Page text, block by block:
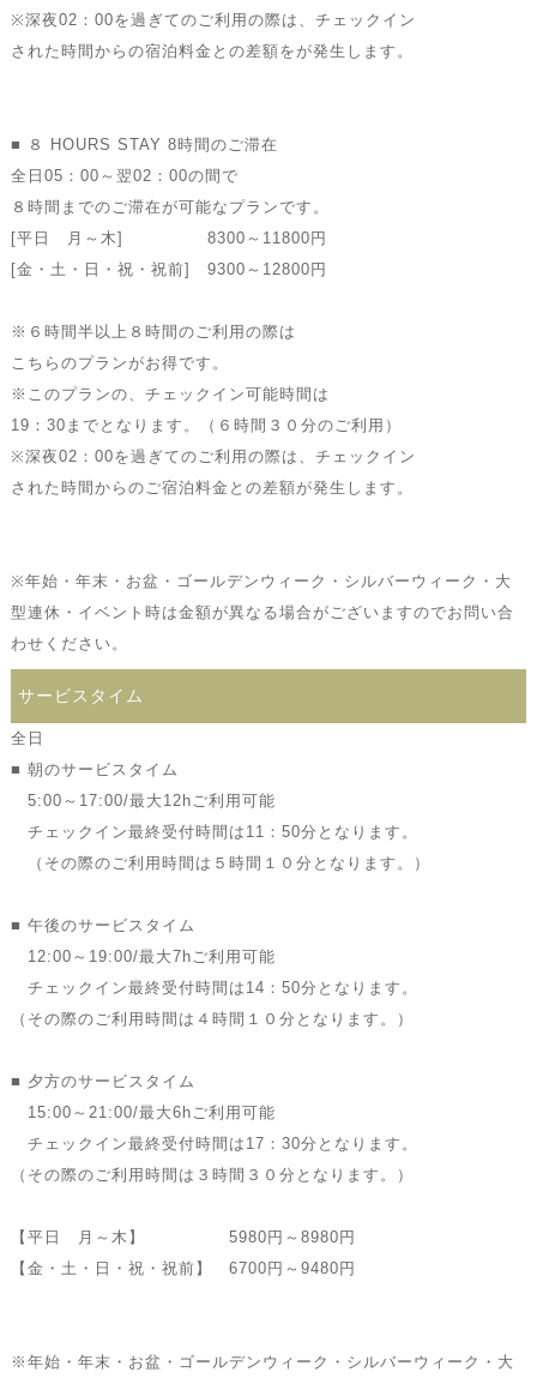
※深夜02：00を過ぎてのご利用の際は、チェックイン
された時間からの宿泊料金との差額をが発生します。
■ ８ HOURS STAY 8時間のご滞在
全日05：00～翌02：00の間で
８時間までのご滞在が可能なプランです。
[平日 月～木] 8300～11800円
[金・土・日・祝・祝前] 9300～12800円
※６時間半以上８時間のご利用の際は
こちらのプランがお得です。
※このプランの、チェックイン可能時間は
19：30までとなります。（６時間３０分のご利用）
※深夜02：00を過ぎてのご利用の際は、チェックイン
された時間からのご宿泊料金との差額が発生します。
※年始・年末・お盆・ゴールデンウィーク・シルバーウィーク・大
型連休・イベント時は金額が異なる場合がございますのでお問い合
わせください。
サービスタイム
全日
■ 朝のサービスタイム
5:00～17:00/最大12hご利用可能
チェックイン最終受付時間は11：50分となります。
（その際のご利用時間は５時間１０分となります。）
■ 午後のサービスタイム
12:00～19:00/最大7hご利用可能
チェックイン最終受付時間は14：50分となります。
（その際のご利用時間は４時間１０分となります。）
■ 夕方のサービスタイム
15:00～21:00/最大6hご利用可能
チェックイン最終受付時間は17：30分となります。
（その際のご利用時間は３時間３０分となります。）
【平日 月～木】 5980円～8980円
【金・土・日・祝・祝前】 6700円～9480円
※年始・年末・お盆・ゴールデンウィーク・シルバーウィーク・大